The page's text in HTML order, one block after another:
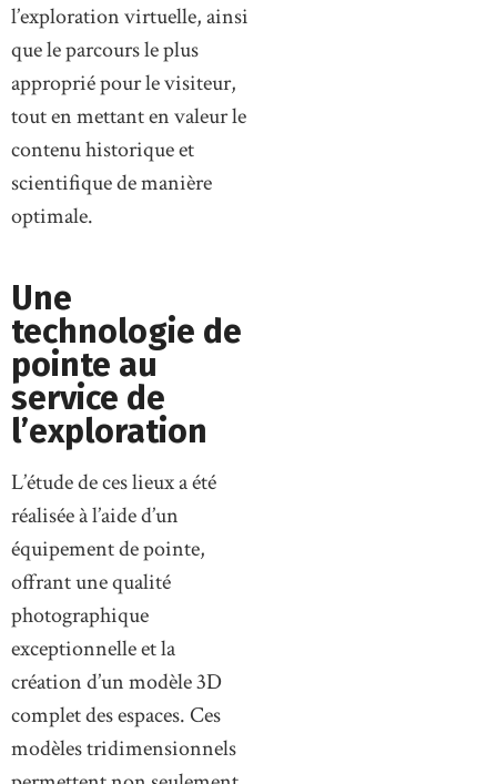
l’exploration virtuelle, ainsi
que le parcours le plus
approprié pour le visiteur,
tout en mettant en valeur le
contenu historique et
scientifique de manière
optimale.
Une
technologie de
pointe au
service de
l’exploration
L’étude de ces lieux a été
réalisée à l’aide d’un
équipement de pointe,
offrant une qualité
photographique
exceptionnelle et la
création d’un modèle 3D
complet des espaces. Ces
modèles tridimensionnels